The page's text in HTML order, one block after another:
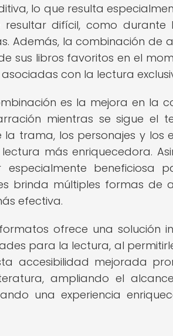
lo que resulta
difícil, como durante
Además, la combinación de
sus libros favoritos en el
con la lectura
es la mejora en la
mientras se sigue el
trama, los personajes y los
más enriquecedora.
beneficiosa
brinda múltiples formas de
efectiva.
ofrece una solución
para la lectura, al
accesibilidad mejorada
ampliando el
una experiencia